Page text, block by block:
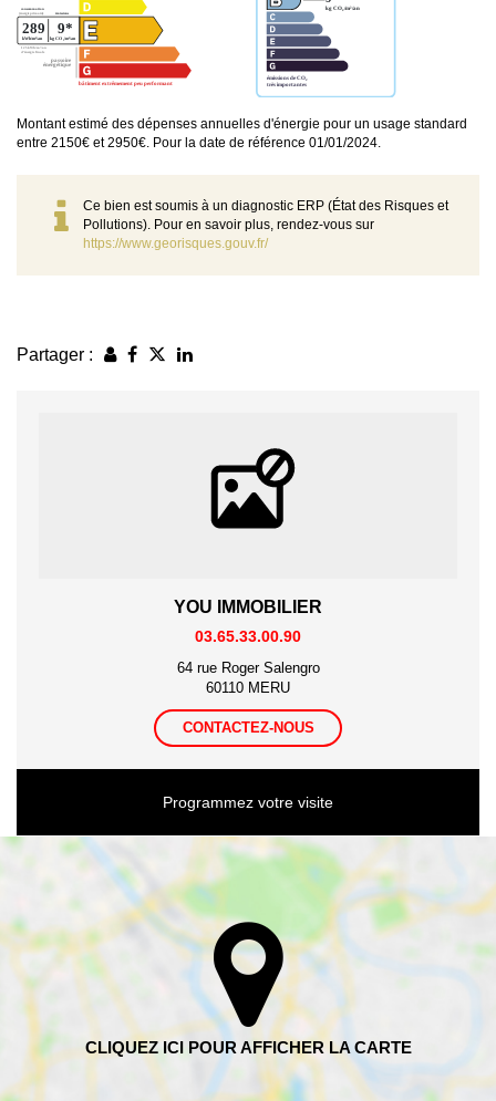
Montant estimé des dépenses annuelles d'énergie pour un usage standard
entre 2150€ et 2950€. Pour la date de référence 01/01/2024.
Ce bien est soumis à un diagnostic ERP (État des Risques et
Pollutions). Pour en savoir plus, rendez-vous sur
https://www.georisques.gouv.fr/
Partager :
YOU IMMOBILIER
03.65.33.00.90
64 rue Roger Salengro
60110 MERU
CONTACTEZ-NOUS
Programmez votre visite